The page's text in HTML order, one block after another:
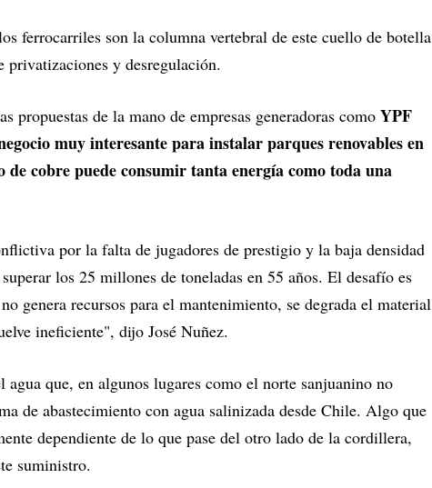
ferrocarriles son la columna vertebral de este cuello de botella
privatizaciones y desregulación.
propuestas de la mano de empresas generadoras como YPF
muy interesante para instalar parques renovables en
de cobre puede consumir tanta energía como toda una
por la falta de jugadores de prestigio y la baja densidad
los 25 millones de toneladas en 55 años. El desafío es
genera recursos para el mantenimiento, se degrada el material
ineficiente", dijo José Nuñez.
que, en algunos lugares como el norte sanjuanino no
de abastecimiento con agua salinizada desde Chile. Algo que
dependiente de lo que pase del otro lado de la cordillera,
suministro.